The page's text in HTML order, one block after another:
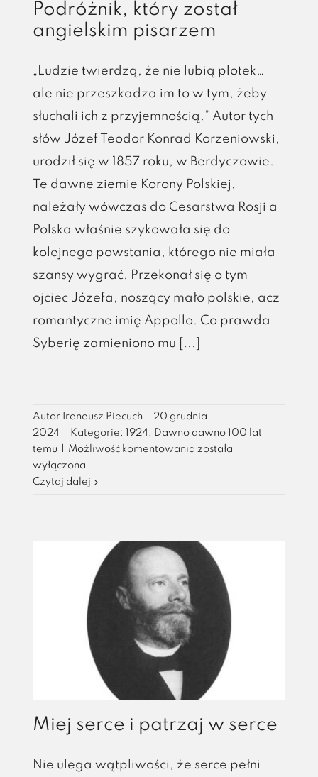
Podróżnik, który został
angielskim pisarzem
„Ludzie twierdzą, że nie lubią plotek…
ale nie przeszkadza im to w tym, żeby
słuchali ich z przyjemnością.” Autor tych
słów Józef Teodor Konrad Korzeniowski,
urodził się w 1857 roku, w Berdyczowie.
Te dawne ziemie Korony Polskiej,
należały wówczas do Cesarstwa Rosji a
Polska właśnie szykowała się do
kolejnego powstania, którego nie miała
szansy wygrać. Przekonał się o tym
ojciec Józefa, noszący mało polskie, acz
romantyczne imię Appollo. Co prawda
Syberię zamieniono mu [...]
Autor Ireneusz Piecuch
20 grudnia
2024
Kategorie: 1924, Dawno dawno 100 lat
temu
Możliwość komentowania Podróżnik,
została
wyłączona
Czytaj dalej
Miej serce i patrzaj w serce
Nie ulega wątpliwości, że serce pełni